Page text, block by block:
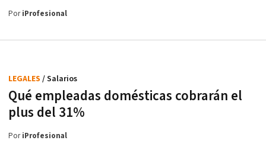
PoriProfesional
Qué empleadas domésticas cobrarán el
plus del 31%
LEGALES / Salarios
PoriProfesional